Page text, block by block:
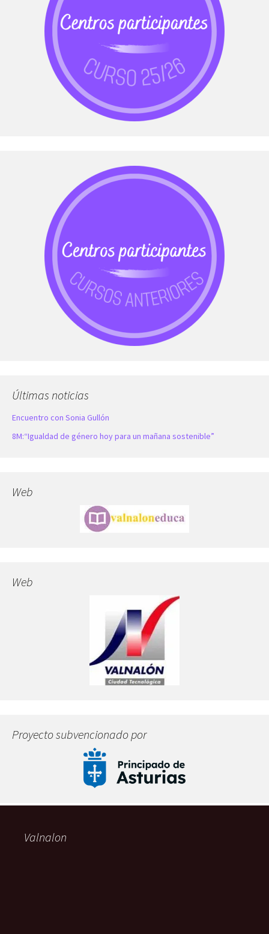
Últimas noticias
Encuentro con Sonia Gullón
8M:“Igualdad de género hoy para un mañana sostenible”
Web
Web
Proyecto subvencionado por
Valnalon